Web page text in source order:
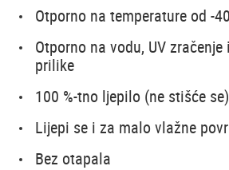
Otporno na temperature od -
Otporno na vodu, UV
prilike
100 %-tno ljepilo (ne stišće se)
Lijepi se i za malo vlažne
Bez otapala